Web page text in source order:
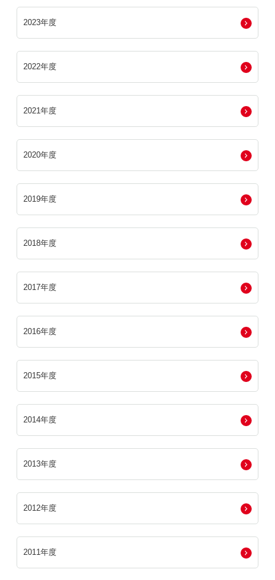
2023年度
2022年度
2021年度
2020年度
2019年度
2018年度
2017年度
2016年度
2015年度
2014年度
2013年度
2012年度
2011年度